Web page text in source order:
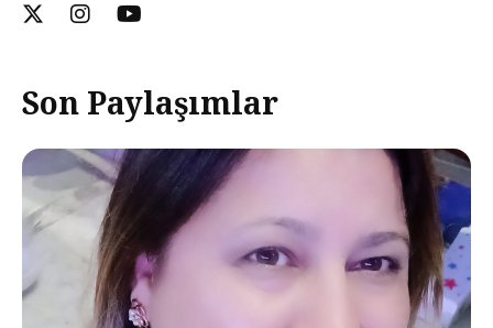
Son Paylaşımlar